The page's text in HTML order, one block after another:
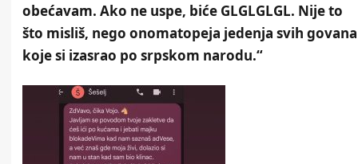
obećavam. Ako ne uspe, biće GLGLGLGL. Nije to
što misliš, nego onomatopeja jedenja svih govana
koje si izasrao po srpskom narodu.“